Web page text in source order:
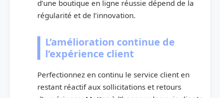
d’une boutique en ligne réussie dépend de la
régularité et de l’innovation.
L’amélioration continue de
l’expérience client
Perfectionnez en continu le service client en
restant réactif aux sollicitations et retours